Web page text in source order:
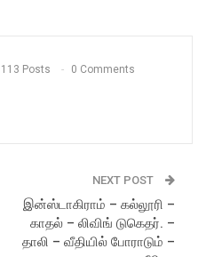
113 Posts 0 Comments
NEXT POST
இன்ஸ்டாகிராம் – கல்லூரி –
காதல் – லிவிங் டுகெதர். –
தாலி – வீதியில் போராடும் –